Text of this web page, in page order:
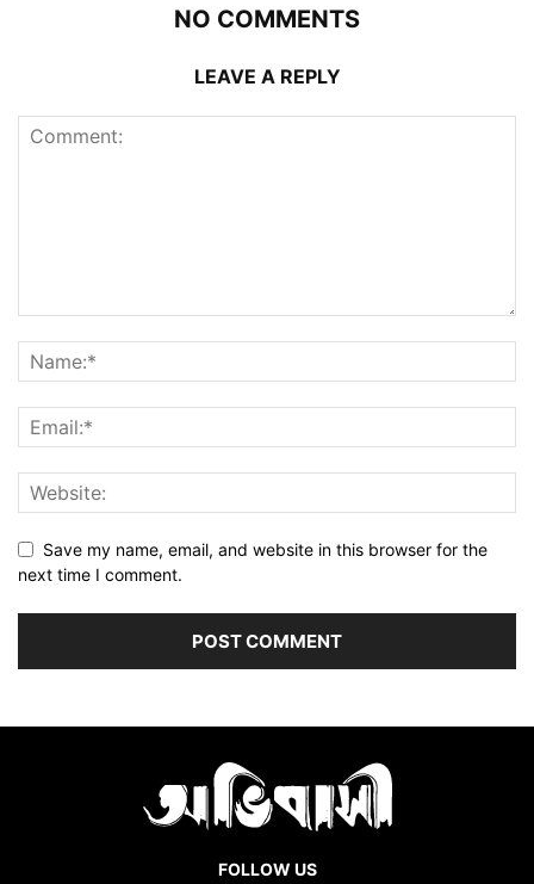
NO COMMENTS
LEAVE A REPLY
Save my name, email, and website in this browser for the
next time I comment.
FOLLOW US